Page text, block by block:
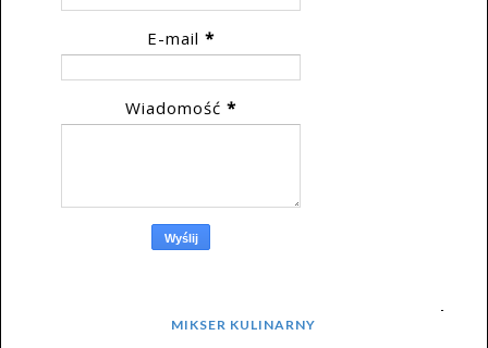
E-mail *
Wiadomość *
MIKSER KULINARNY